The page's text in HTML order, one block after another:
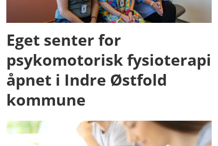
Eget senter for
psykomotorisk fysioterapi
åpnet i Indre Østfold
kommune